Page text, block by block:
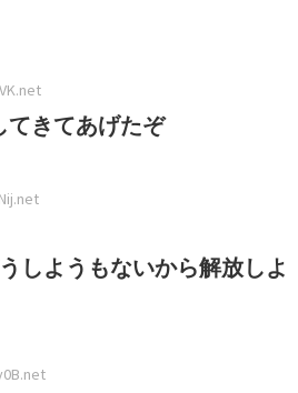
てきてあげたぞ
しようもないから解放しよ